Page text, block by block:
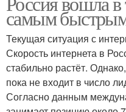
самым
Текущая ситуация с
Скорость интернета в
стабильно растёт.
пока не входит в число
Согласно данным